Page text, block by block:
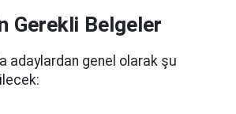
Gerekli Belgeler
adaylardan genel olarak şu